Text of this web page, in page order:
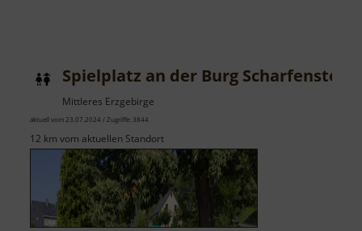
Spielplatz an der Burg Scharfenstein
Mittleres Erzgebirge
aktuell vom 23.07.2024 / Zugriffe: 3844
12 km vom aktuellen Standort